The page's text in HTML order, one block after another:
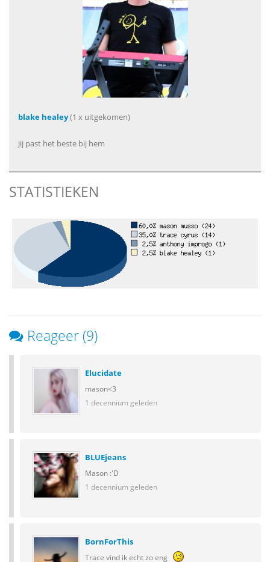
blake healey(1 x uitgekomen)
jij past het beste bij hem
STATISTIEKEN
Reageer (9)
Elucidate
mason<3
1 decennium geleden
BLUEjeans
Mason :'D
1 decennium geleden
BornForThis
Trace vind ik echt zo eng